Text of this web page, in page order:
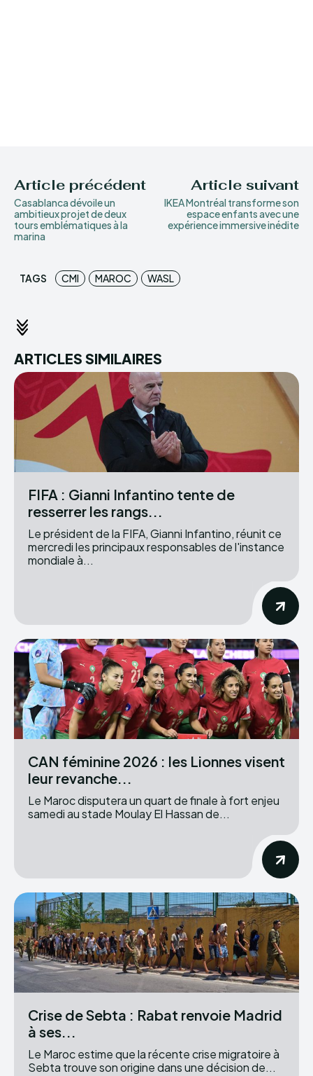
Article précédent
Casablanca dévoile un
ambitieux projet de deux
tours emblématiques à la
marina
Article suivant
IKEA Montréal transforme son
espace enfants avec une
expérience immersive inédite
TAGS CMI MAROC WASL
ARTICLES SIMILAIRES
FIFA : Gianni Infantino tente de
resserrer les rangs...
Le président de la FIFA, Gianni Infantino, réunit ce
mercredi les principaux responsables de l'instance
mondiale à...
CAN féminine 2026 : les Lionnes visent
leur revanche...
Le Maroc disputera un quart de finale à fort enjeu
samedi au stade Moulay El Hassan de...
Crise de Sebta : Rabat renvoie Madrid
à ses...
Le Maroc estime que la récente crise migratoire à
Sebta trouve son origine dans une décision de...